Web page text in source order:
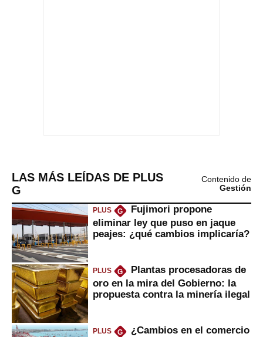
LAS MÁS LEÍDAS DE PLUS
G
Contenido de
Gestión
PLUS G
Fujimori propone
eliminar ley que puso en jaque
peajes: ¿qué cambios implicaría?
PLUS G
Plantas procesadoras de
oro en la mira del Gobierno: la
propuesta contra la minería ilegal
PLUS G
¿Cambios en el comercio